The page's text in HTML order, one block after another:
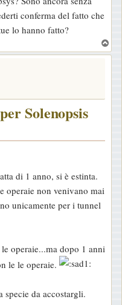
conferma del fatto che
lo hanno fatto?
o
Solenopsis
di 1 anno, si è estinta.
operaie non venivano mai
unicamente per i tunnel
operaie...ma dopo 1 anni
le le operaie.
da accostargli.